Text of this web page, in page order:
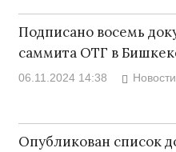
Подписано восемь
саммита ОТГ в
06.11.2024 14:38 Новости
Опубликован список